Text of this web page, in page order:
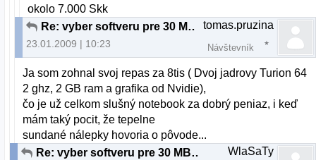
okolo 7.000 Skk
Re: vyber softveru pre 30 MB RAM a 3 GB HDD
23.01.2009 | 10:23
tomas.pruzina
Návštevník
Ja som zohnal svoj repas za 8tis ( Dvoj jadrovy Turion 64
2 ghz, 2 GB ram a grafika od Nvidie),
čo je už celkom slušný notebook za dobrý peniaz, i keď
mám taký pocit, že tepelne
sundané nálepky hovoria o pôvode...
Re: vyber softveru pre 30 MB RAM a 3 GB HDD
WlaSaTy